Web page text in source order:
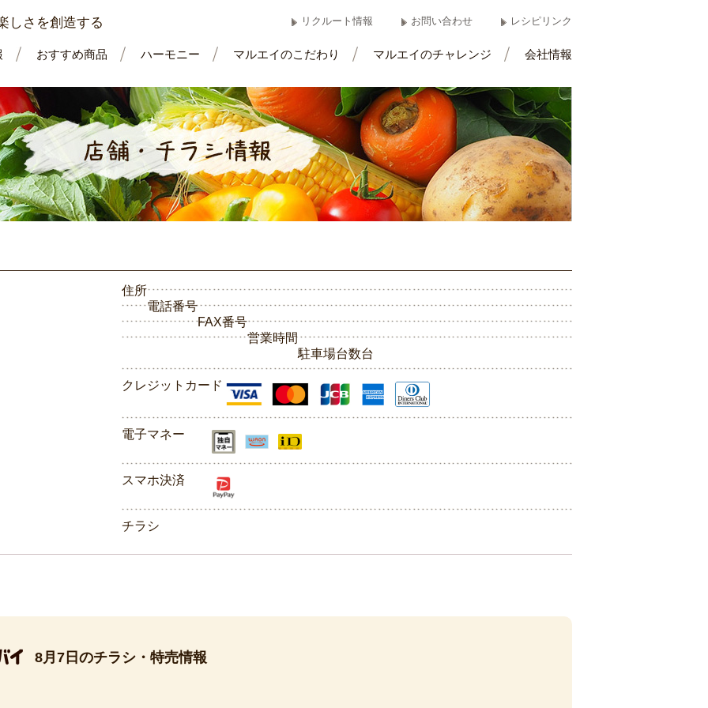
しさを創造する リクルート情報 お問い合わせ レシピリンク
おすすめ商品 ハーモニー マルエイのこだわり マルエイのチャレンジ 会社情報
住所
電話番号
FAX番号
営業時間
駐車場台数台
クレジットカード
電子マネー
スマホ決済
チラシ
8月7日のチラシ・特売情報